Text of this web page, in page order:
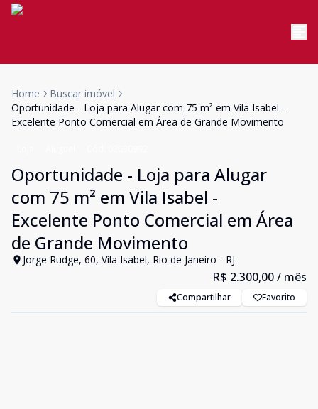
Home
Buscar imóvel
Oportunidade - Loja para Alugar com 75 m² em Vila Isabel -
Excelente Ponto Comercial em Área de Grande Movimento
Oportunidade - Loja para Alugar
com 75 m² em Vila Isabel -
Excelente Ponto Comercial em Área
de Grande Movimento
Jorge Rudge, 60, Vila Isabel, Rio de Janeiro - RJ
R$ 2.300,00/ mês
Compartilhar Favorito